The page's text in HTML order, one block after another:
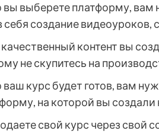
вы выберете платформу, вам
себя создание видеоуроков,
контент вы
не скупитесь на
ваш курс будет готов, вам
на которой вы
свой курс через свой